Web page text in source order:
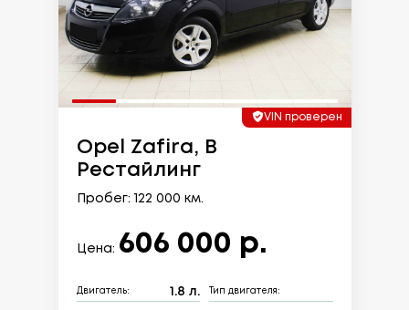
VIN проверен
Opel Zafira, B
Рестайлинг
Пробег: 122 000 км.
Цена: 606 000 р.
Двигатель: 1.8 л. Тип двигателя: